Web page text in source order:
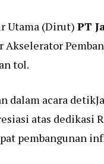
Utama (Dirut) PT
Akselerator
tol.
dalam acara
atas dedikasi
pembangunan